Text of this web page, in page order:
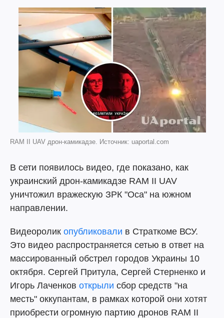
RAM II UAV дрон-камикадзе. Источник: uaportal.com
В сети появилось видео, где показано, как
украинский дрон-камикадзе RAM II UAV
уничтожил вражескую ЗРК "Оса" на южном
направлении.
Видеоролик опубликовали в Страткоме ВСУ.
Это видео распространяется сетью в ответ на
массированный обстрел городов Украины 10
октября. Сергей Притула, Сергей Стерненко и
Игорь Лаченков открыли сбор средств "на
месть" оккупантам, в рамках которой они хотят
приобрести огромную партию дронов RAM II